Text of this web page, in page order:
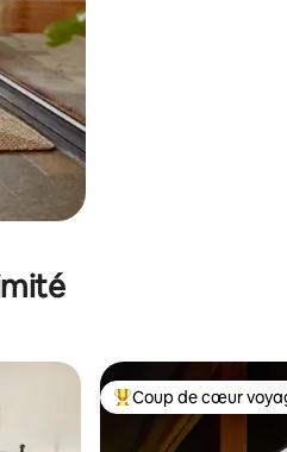
appréciés Coups de cœur
Coup de cœur